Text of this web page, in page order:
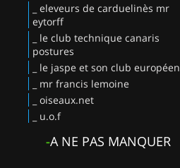
_ eleveurs de carduelinès mr
eytorff
_ le club technique canaris
postures
_ le jaspe et son club européen
_ mr francis lemoine
_ oiseaux.net
_ u.o.f
-A NE PAS MANQUER